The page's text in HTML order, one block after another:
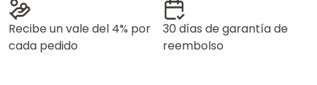
Recibe un vale del 4% por
cada pedido
30 días de garantía de
reembolso